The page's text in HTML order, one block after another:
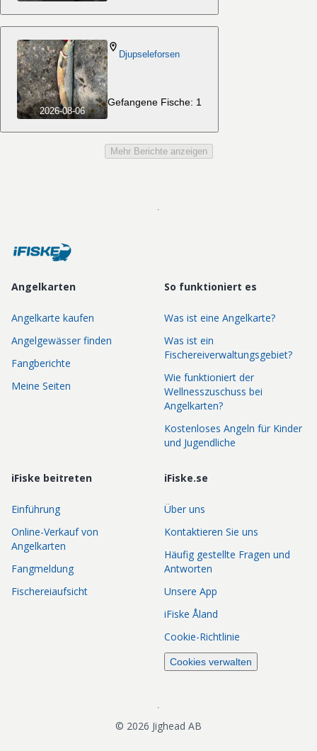
2026-08-06
Djupseleforsen
Gefangene Fische: 1
Mehr Berichte anzeigen
Angelkarten
Angelkarte kaufen
Angelgewässer finden
Fangberichte
Meine Seiten
So funktioniert es
Was ist eine Angelkarte?
Was ist ein
Fischereiverwaltungsgebiet?
Wie funktioniert der
Wellnesszuschuss bei
Angelkarten?
Kostenloses Angeln für Kinder
und Jugendliche
iFiske beitreten
Einführung
Online-Verkauf von
Angelkarten
Fangmeldung
Fischereiaufsicht
iFiske.se
Über uns
Kontaktieren Sie uns
Häufig gestellte Fragen und
Antworten
Unsere App
iFiske Åland
Cookie-Richtlinie
Cookies verwalten
© 2026 Jighead AB